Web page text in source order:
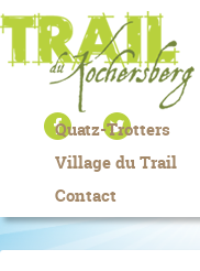
Quatz-Trotters
Village du Trail
Contact